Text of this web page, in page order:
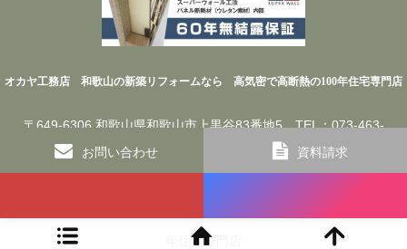
オカヤ工務店 和歌山の新築リフォームなら 高気密で高断熱の100年住宅専門店
〒649-6306 和歌山県和歌山市上黒谷83番地5 TEL：073-463-
4822／FAX：073-460-9034
お問い合わせ 資料請求
年住宅専門店